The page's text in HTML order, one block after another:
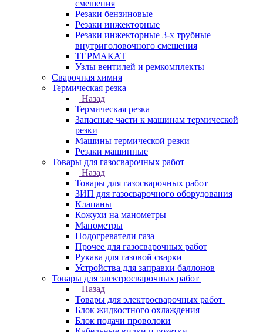
смешения
Резаки бензиновые
Резаки инжекторные
Резаки инжекторные 3-х трубные
внутриголовочного смешения
ТЕРМАКАТ
Узлы вентилей и ремкомплекты
Сварочная химия
Термическая резка
Назад
Термическая резка
Запасные части к машинам термической
резки
Машины термической резки
Резаки машинные
Товары для газосварочных работ
Назад
Товары для газосварочных работ
ЗИП для газосварочного оборудования
Клапаны
Кожухи на манометры
Манометры
Подогреватели газа
Прочее для газосварочных работ
Рукава для газовой сварки
Устройства для заправки баллонов
Товары для электросварочных работ
Назад
Товары для электросварочных работ
Блок жидкостного охлаждения
Блок подачи проволоки